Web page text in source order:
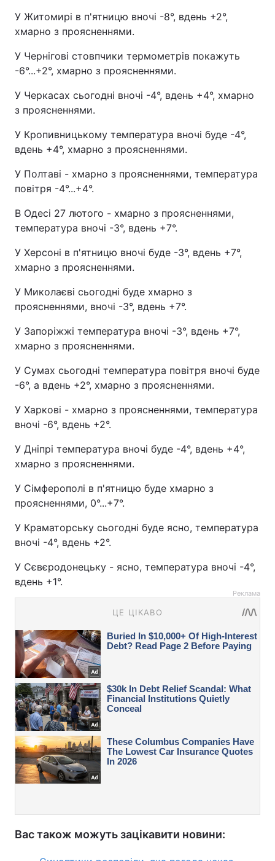
У Житомирі в п'ятницю вночі -8°, вдень +2°,
хмарно з проясненнями.
У Чернігові стовпчики термометрів покажуть
-6°...+2°, хмарно з проясненнями.
У Черкасах сьогодні вночі -4°, вдень +4°, хмарно
з проясненнями.
У Кропивницькому температура вночі буде -4°,
вдень +4°, хмарно з проясненнями.
У Полтаві - хмарно з проясненнями, температура
повітря -4°...+4°.
В Одесі 27 лютого - хмарно з проясненнями,
температура вночі -3°, вдень +7°.
У Херсоні в п'ятницю вночі буде -3°, вдень +7°,
хмарно з проясненнями.
У Миколаєві сьогодні буде хмарно з
проясненнями, вночі -3°, вдень +7°.
У Запоріжжі температура вночі -3°, вдень +7°,
хмарно з проясненнями.
У Сумах сьогодні температура повітря вночі буде
-6°, а вдень +2°, хмарно з проясненнями.
У Харкові - хмарно з проясненнями, температура
вночі -6°, вдень +2°.
У Дніпрі температура вночі буде -4°, вдень +4°,
хмарно з проясненнями.
У Сімферополі в п'ятницю буде хмарно з
проясненнями, 0°...+7°.
У Краматорську сьогодні буде ясно, температура
вночі -4°, вдень +2°.
У Сєвєродонецьку - ясно, температура вночі -4°,
вдень +1°.
Реклама
Вас також можуть зацікавити новини: